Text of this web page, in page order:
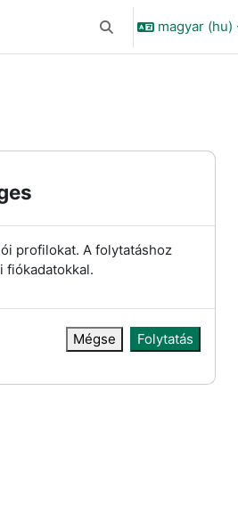
Keresési bemeneti
magyar ‎(hu)‎
profilokat. A folytatáshoz
fiókadatokkal.
Mégse Folytatás